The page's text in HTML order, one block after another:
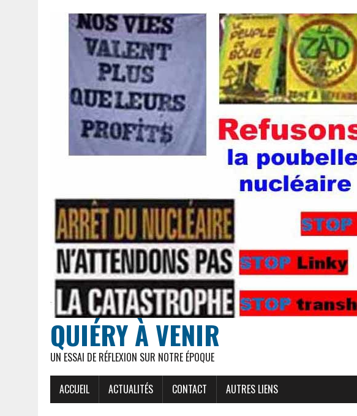
QUIÉRY À VENIR
UN ESSAI DE RÉFLEXION SUR NOTRE ÉPOQUE
ACCUEIL ACTUALITÉS CONTACT AUTRES LIENS